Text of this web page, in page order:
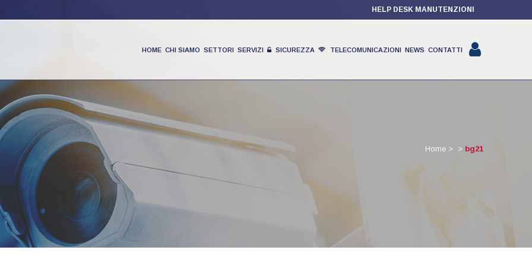
HELP DESK MANUTENZIONI
HOME CHI SIAMO SETTORI SERVIZI SICUREZZA
PRODOTTI
PARTNER PARTNER
TELECOMUNICAZIONI NEWS CONTATTI
Home > > bg21